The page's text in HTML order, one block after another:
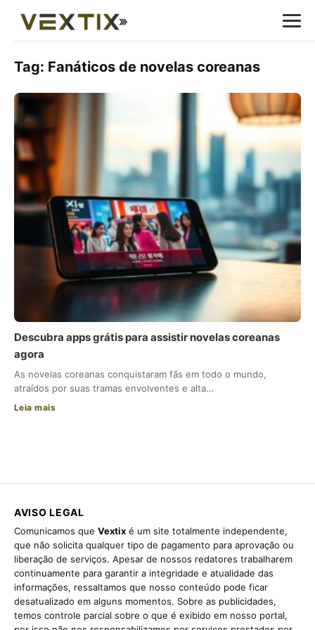
Tag: Fanáticos de novelas coreanas
Descubra apps grátis para assistir novelas coreanas
agora
As novelas coreanas conquistaram fãs em todo o mundo,
atraídos por suas tramas envolventes e alta…
Leia mais
AVISO LEGAL
Comunicamos que Vextix é um site totalmente independente,
que não solicita qualquer tipo de pagamento para aprovação ou
liberação de serviços. Apesar de nossos redatores trabalharem
continuamente para garantir a integridade e atualidade das
informações, ressaltamos que nosso conteúdo pode ficar
desatualizado em alguns momentos. Sobre as publicidades,
temos controle parcial sobre o que é exibido em nosso portal,